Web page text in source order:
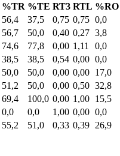
%TR %TE RT3 RTL %RO
56,4 37,5 0,75 0,75 0,0
56,7 50,0 0,40 0,27 3,8
74,6 77,8 0,00 1,11
0,0
38,5 38,5 0,54 0,00 0,0
50,0 50,0 0,00 0,00 17,0
51,2 50,0 0,00 0,50 32,8
69,4 100,0 0,00 1,00 15,5
0,0 0,0 1,00 0,00 0,0
55,2 51,0 0,33 0,39 26,9